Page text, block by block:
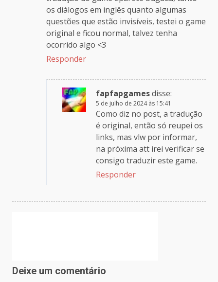
os diálogos em inglês quanto algumas
questões que estão invisíveis, testei o game
original e ficou normal, talvez tenha
ocorrido algo <3
Responder
fapfapgamesdisse:
5 de julho de 2024 às 15:41
Como diz no post, a tradução
é original, então só reupei os
links, mas vlw por informar,
na próxima att irei verificar se
consigo traduzir este game.
Responder
Deixe um comentário